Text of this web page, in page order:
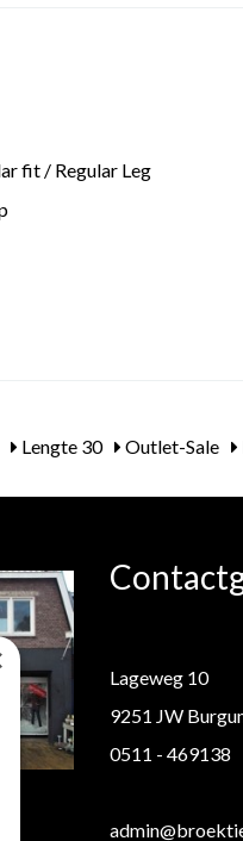
fit / Regular Leg
Lengte 30 Outlet-Sale
Lageweg 10
9251 JW
0511 - 469138